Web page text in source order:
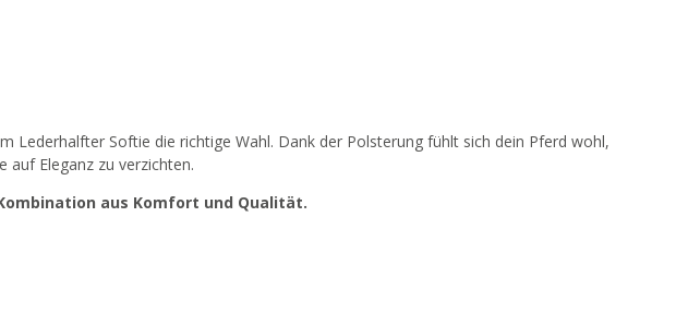
Softie die richtige Wahl. Dank der Polsterung fühlt sich dein Pferd wohl,
Eleganz zu verzichten.
aus Komfort und Qualität.